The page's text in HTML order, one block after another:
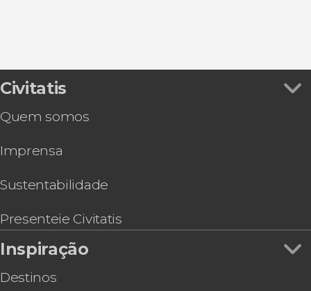
Civitatis
Quem somos
Imprensa
Sustentabilidade
Presenteie Civitatis
Inspiração
Destinos